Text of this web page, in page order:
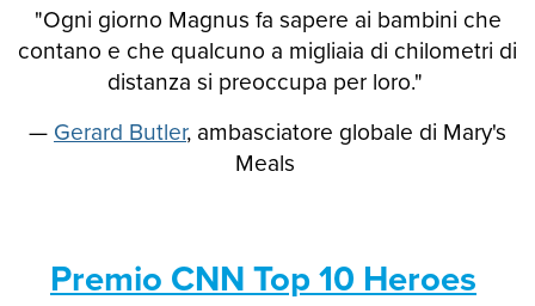
"Ogni giorno Magnus fa sapere ai bambini che
contano e che qualcuno a migliaia di chilometri di
distanza si preoccupa per loro."
— Gerard Butler, ambasciatore globale di Mary's
Meals
Premio CNN Top 10 Heroes